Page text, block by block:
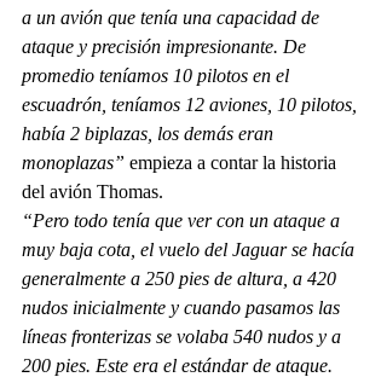
a un avión que tenía una capacidad de
ataque y precisión impresionante. De
promedio teníamos 10 pilotos en el
escuadrón, teníamos 12 aviones, 10 pilotos,
había 2 biplazas, los demás eran
monoplazas” empieza a contar la historia
del avión Thomas.
“Pero todo tenía que ver con un ataque a
muy baja cota, el vuelo del Jaguar se hacía
generalmente a 250 pies de altura, a 420
nudos inicialmente y cuando pasamos las
líneas fronterizas se volaba 540 nudos y a
200 pies. Este era el estándar de ataque.